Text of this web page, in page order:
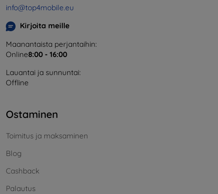
info@top4mobile.eu
Kirjoita meille
Maanantaista perjantaihin:
Online8:00 - 16:00
Lauantai ja sunnuntai:
Offline
Ostaminen
Toimitus ja maksaminen
Blog
Cashback
Palautus